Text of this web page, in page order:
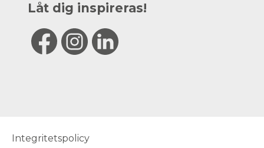
Låt dig inspireras!
Integritetspolicy